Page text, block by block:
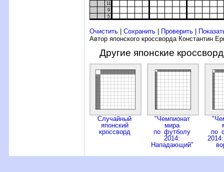
11
9
5
Очистить Сохранить Проверить
Автор японского кроссворда Константин
Другие японские
Случайный
японский
кроссворд
"Чемпионат
мира
по футболу
2014:
Нападающий"
по